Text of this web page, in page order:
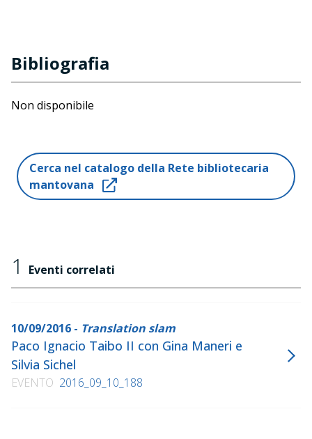
Bibliografia
Non disponibile
Cerca nel catalogo della Rete bibliotecaria
mantovana
1 Eventi correlati
10/09/2016 - Translation slam
Paco Ignacio Taibo II con Gina Maneri e
Silvia Sichel
EVENTO 2016_09_10_188